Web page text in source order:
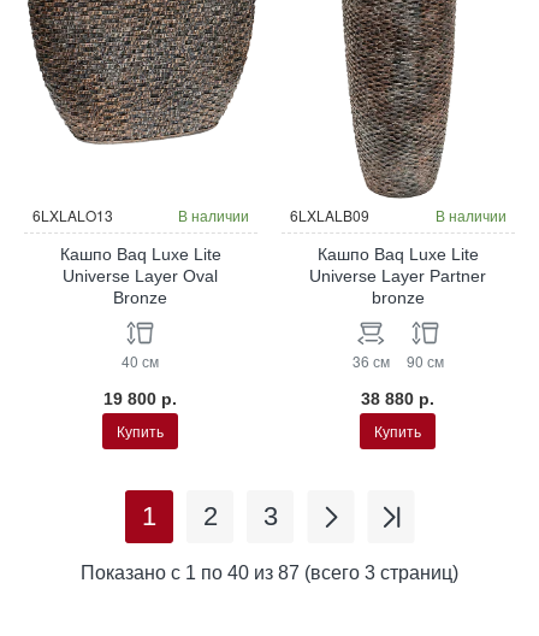
6LXLALO13 В наличии
Кашпо Baq Luxe Lite
Universe Layer Oval
Bronze
40 см
19 800 р.
Купить
6LXLALB09 В наличии
Кашпо Baq Luxe Lite
Universe Layer Partner
bronze
36 см 90 см
38 880 р.
Купить
1 2 3
Показано с 1 по 40 из 87 (всего 3 страниц)